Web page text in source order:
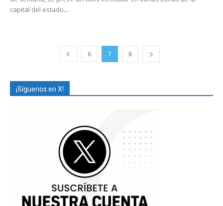
capital del estado,...
6 7 8
¡Síguenos en X!